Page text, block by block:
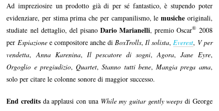
Ad impreziosire un prodotto già di per sé fantastico, è stupendo poter
evidenziare, per stima prima che per campanilismo, le musicheoriginali,
studiate nel dettaglio, del pisanoDario Marianelli, premio Oscar® 2008
per Espiazionee compositore anche di BoxTrolls, Il solista, Everest, V per
vendetta, Anna Karenina, Il pescatore di sogni,Agora,Jane Eyre,
Orgoglio e pregiudizio,Quartet,Stanno tutti bene,Mangia prega ama,
solo per citare le colonne sonore di maggior successo.
End credits da applausi con una While my guitar gently weeps di George